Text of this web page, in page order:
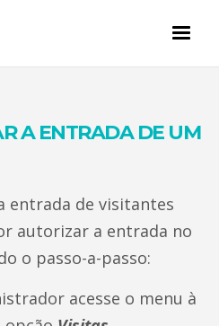
A ENTRADA DE UM
entrada de visitantes
autorizar a entrada no
o passo-a-passo:
acesse o menu à